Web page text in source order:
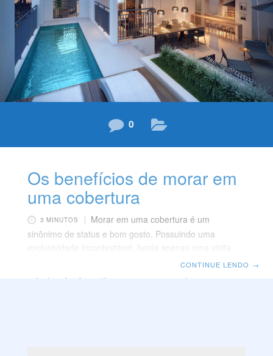
0
Os benefícios de morar em
uma cobertura
3 MINUTOS
Morar em uma cobertura é um
sinônimo de status e bom gosto. Possuindo uma
exclusividade incontestável, basta apenas uma visita
para que a cobertura, as plantas diferenciadas e os
CONTINUE LENDO →